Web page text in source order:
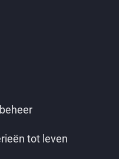
tot leven